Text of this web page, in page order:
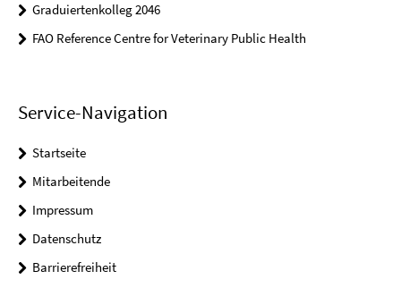
Graduiertenkolleg 2046
FAO Reference Centre for Veterinary Public Health
Service-Navigation
Startseite
Mitarbeitende
Impressum
Datenschutz
Barrierefreiheit